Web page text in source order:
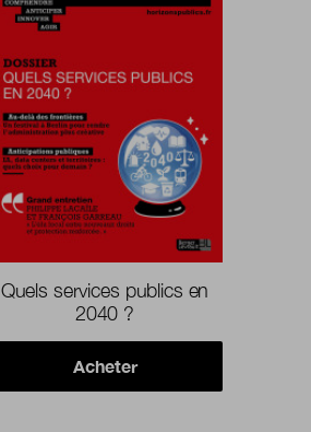
Quels services publics en
2040 ?
Acheter